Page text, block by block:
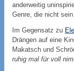
anderweitig
Genre, die nicht sein
Im Gegensatz zu
Drängen auf eine
Makatsch und
ruhig mal für voll